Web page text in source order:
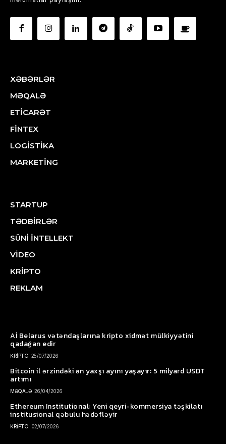
XƏBƏRLƏR
MƏQALƏ
ETİCARƏT
FİNTEX
LOGİSTİKA
MARKETİNG
STARTUP
TƏDBİRLƏR
SÜNİ İNTELLEKT
VİDEO
KRİPTO
REKLAM
Aİ Belarus vətəndaşlarına kripto xidmət mülkiyyətini
qadağan edir
KRİPTO 25/07/2026
Bitcoin il ərzindəki ən yaxşı ayını yaşayır: 5 milyard USDT
artımı
MƏQALƏ 26/04/2026
Ethereum Institutional: Yeni qeyri-kommersiya təşkilatı
institusional qəbulu hədəfləyir
KRİPTO 02/07/2026